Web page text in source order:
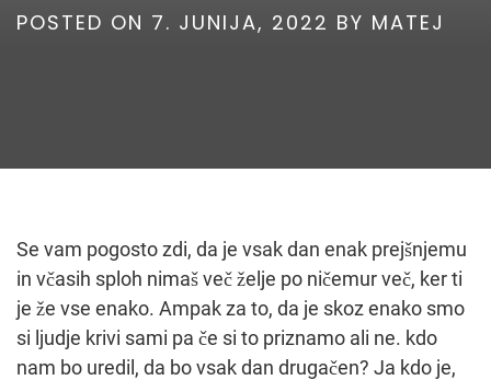
POSTED ON 7. JUNIJA, 2022 BY MATEJ
Se vam pogosto zdi, da je vsak dan enak prejšnjemu
in včasih sploh nimaš več želje po ničemur več, ker ti
je že vse enako. Ampak za to, da je skoz enako smo
si ljudje krivi sami pa če si to priznamo ali ne. kdo
nam bo uredil, da bo vsak dan drugačen? Ja kdo je,